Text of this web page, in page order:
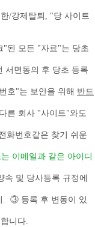
/강제탈퇴, "당 사이트
"된 모든 "자료"는 당초
면동의 후 당초 등록
호"는 보안을 위해 반드
른 회사 "사이트"와도
화번호같은 찾기 쉬운
이메일과 같은 아이디
및 당사등록 규정에
③ 등록 후 변동이 있
니다.